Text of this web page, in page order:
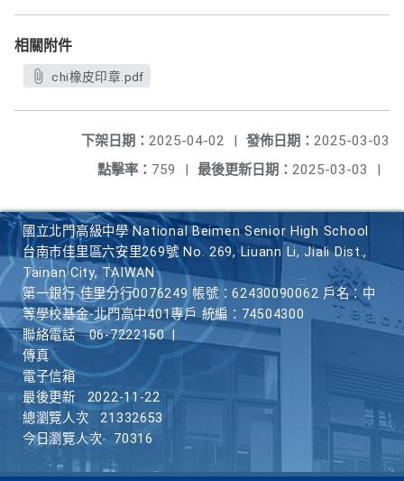
相關附件
chi橡皮印章.pdf
發佈日期： 2025-03-03
下架日期： 2025-04-02
|
最後更新日期： 2025-03-03 |
點擊率： 759 |
國立北門高級中學 National Beimen Senior High School
台南市佳里區六安里269號 No. 269, Liuann Li, Jiali Dist.,
Tainan City, TAIWAN
第一銀行 佳里分行0076249 帳號：62430090062 戶名：中
等學校基金-北門高中401專戶 統編：74504300
聯絡電話
06-7222150
傳真
電子信箱
最後更新
2022-11-22
總瀏覽人次
21332653
今日瀏覽人次
70316